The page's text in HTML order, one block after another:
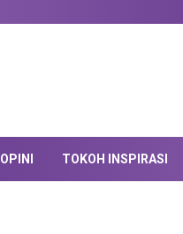
OPINI TOKOH INSPIRASI